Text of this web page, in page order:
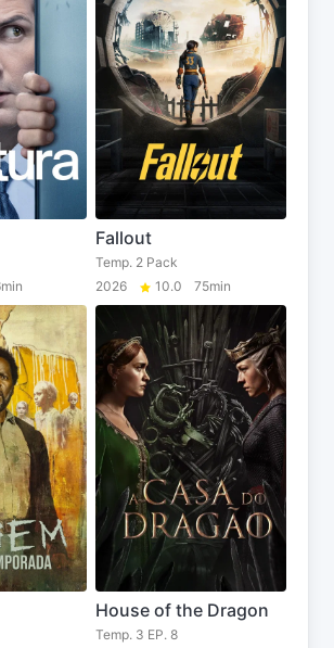
Fallout
Temp. 2 Pack
2026
10.0 75min
House of the Dragon
Temp. 3 EP. 8